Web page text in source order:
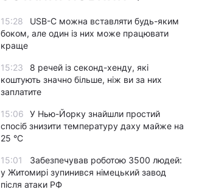
15:28
USB-C можна вставляти будь-яким
боком, але один із них може працювати
краще
15:23
8 речей із секонд-хенду, які
коштують значно більше, ніж ви за них
заплатите
15:06
У Нью-Йорку знайшли простий
спосіб знизити температуру даху майже на
25 °C
15:01
Забезпечував роботою 3500 людей:
у Житомирі зупинився німецький завод
після атаки РФ